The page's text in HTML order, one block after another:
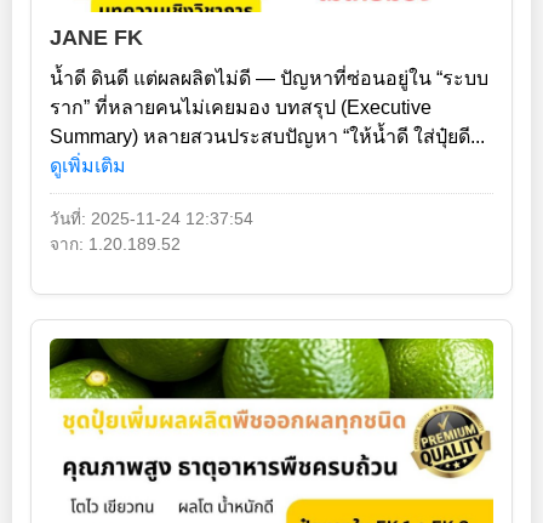
JANE FK
น้ำดี ดินดี แต่ผลผลิตไม่ดี — ปัญหาที่ซ่อนอยู่ใน “ระบบ
ราก” ที่หลายคนไม่เคยมอง บทสรุป (Executive
Summary) หลายสวนประสบปัญหา “ให้น้ำดี ใส่ปุ๋ยดี...
ดูเพิ่มเติม
วันที่: 2025-11-24 12:37:54
จาก: 1.20.189.52